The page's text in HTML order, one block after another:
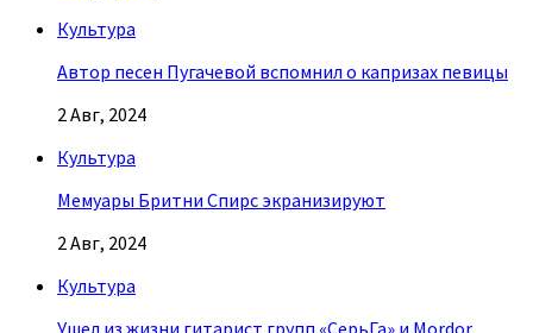
Культура
Автор песен Пугачевой вспомнил о капризах певицы
2 Авг, 2024
Культура
Мемуары Бритни Спирс экранизируют
2 Авг, 2024
Культура